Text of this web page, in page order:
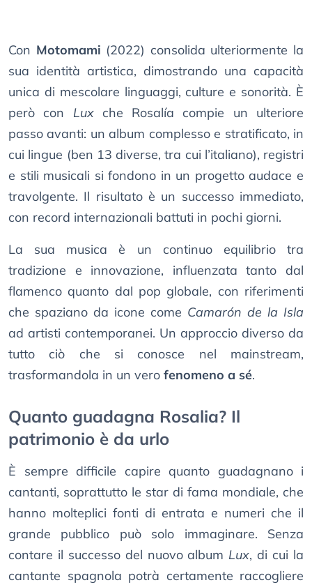
Con Motomami (2022) consolida ulteriormente la
sua identità artistica, dimostrando una capacità
unica di mescolare linguaggi, culture e sonorità. È
però con Luxche Rosalía compie un ulteriore
passo avanti: un album complesso e stratificato, in
cui lingue (ben 13 diverse, tra cui l’italiano), registri
e stili musicali si fondono in un progetto audace e
travolgente. Il risultato è un successo immediato,
con record internazionali battuti in pochi giorni.
La sua musica è un continuo equilibrio tra
tradizione e innovazione, influenzata tanto dal
flamenco quanto dal pop globale, con riferimenti
che spaziano da icone come Camarón de la Isla
ad artisti contemporanei. Un approccio diverso da
tutto ciò che si conosce nel mainstream,
trasformandola in un vero fenomeno a sé.
Quanto guadagna Rosalia? Il
patrimonio è da urlo
È sempre difficile capire quanto guadagnano i
cantanti, soprattutto le star di fama mondiale, che
hanno molteplici fonti di entrata e numeri che il
grande pubblico può solo immaginare. Senza
contare il successo del nuovo album Lux, di cui la
cantante spagnola potrà certamente raccogliere